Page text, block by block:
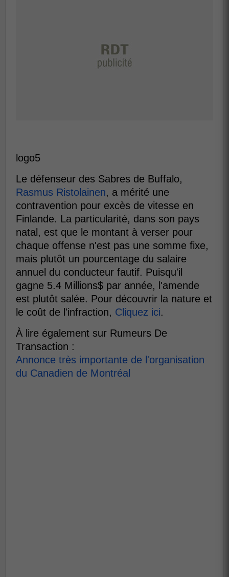
logo5
Le défenseur des Sabres de Buffalo,
Rasmus Ristolainen, a mérité une
contravention pour excès de vitesse en
Finlande. La particularité, dans son pays
natal, est que le montant à verser pour
chaque offense n'est pas une somme fixe,
mais plutôt un pourcentage du salaire
annuel du conducteur fautif. Puisqu'il
gagne 5.4 Millions$ par année, l'amende
est plutôt salée. Pour découvrir la nature et
le coût de l'infraction, Cliquez ici.
À lire également sur Rumeurs De
Transaction :
Annonce très importante de l'organisation
du Canadien de Montréal